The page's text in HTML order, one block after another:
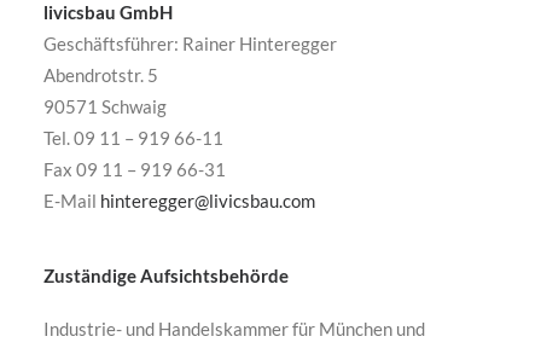
livicsbau GmbH
Geschäftsführer: Rainer Hinteregger
Abendrotstr. 5
90571 Schwaig
Tel. 09 11 – 919 66-11
Fax 09 11 – 919 66-31
E-Mail hinteregger@livicsbau.com
Zuständige Aufsichtsbehörde
Industrie- und Handelskammer für München und